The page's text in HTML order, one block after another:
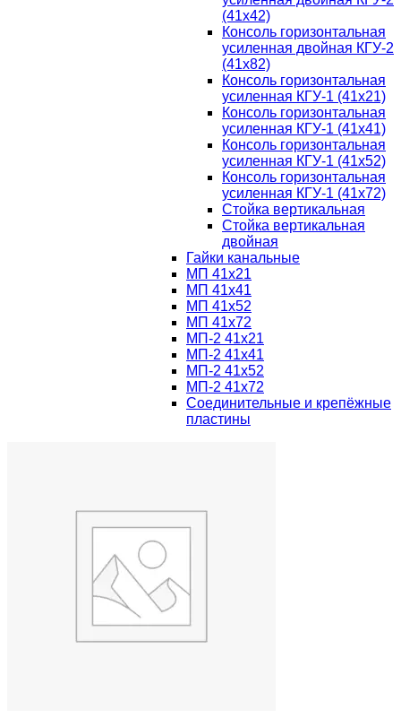
(41х42)
Консоль горизонтальная
усиленная двойная КГУ-2
(41х82)
Консоль горизонтальная
усиленная КГУ-1 (41х21)
Консоль горизонтальная
усиленная КГУ-1 (41х41)
Консоль горизонтальная
усиленная КГУ-1 (41х52)
Консоль горизонтальная
усиленная КГУ-1 (41х72)
Стойка вертикальная
Стойка вертикальная
двойная
Гайки канальные
МП 41х21
МП 41х41
МП 41х52
МП 41х72
МП-2 41х21
МП-2 41х41
МП-2 41х52
МП-2 41х72
Соединительные и крепёжные
пластины